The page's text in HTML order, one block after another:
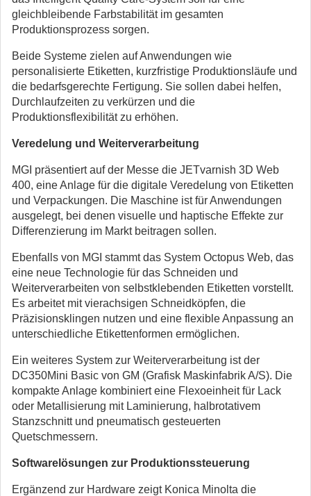
gleichbleibende Farbstabilität im gesamten
Produktionsprozess sorgen.
Beide Systeme zielen auf Anwendungen wie
personalisierte Etiketten, kurzfristige Produktionsläufe und
die bedarfsgerechte Fertigung. Sie sollen dabei helfen,
Durchlaufzeiten zu verkürzen und die
Produktionsflexibilität zu erhöhen.
Veredelung und Weiterverarbeitung
MGI präsentiert auf der Messe die JETvarnish 3D Web
400, eine Anlage für die digitale Veredelung von Etiketten
und Verpackungen. Die Maschine ist für Anwendungen
ausgelegt, bei denen visuelle und haptische Effekte zur
Differenzierung im Markt beitragen sollen.
Ebenfalls von MGI stammt das System Octopus Web, das
eine neue Technologie für das Schneiden und
Weiterverarbeiten von selbstklebenden Etiketten vorstellt.
Es arbeitet mit vierachsigen Schneidköpfen, die
Präzisionsklingen nutzen und eine flexible Anpassung an
unterschiedliche Etikettenformen ermöglichen.
Ein weiteres System zur Weiterverarbeitung ist der
DC350Mini Basic von GM (Grafisk Maskinfabrik A/S). Die
kompakte Anlage kombiniert eine Flexoeinheit für Lack
oder Metallisierung mit Laminierung, halbrotativem
Stanzschnitt und pneumatisch gesteuerten
Quetschmessern.
Softwarelösungen zur Produktionssteuerung
Ergänzend zur Hardware zeigt Konica Minolta die